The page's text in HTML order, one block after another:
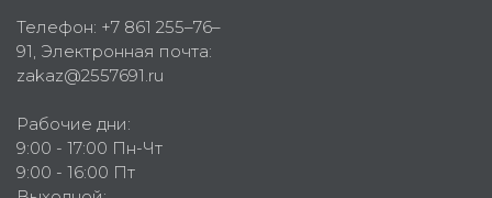
Телефон: +7 861 255–76–
91, Электронная почта:
zakaz@2557691.ru
Рабочие дни:
9:00 - 17:00 Пн-Чт
9:00 - 16:00 Пт